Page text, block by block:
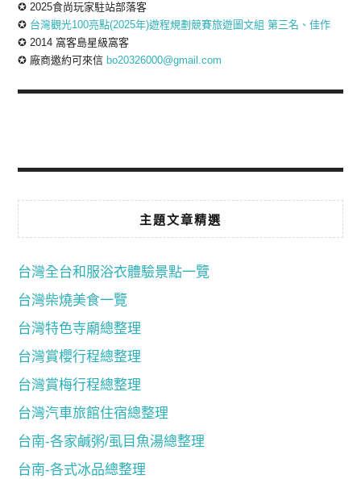
✪ 2025食尚玩家駐站部落客
✪ 台灣觀光100亮點(2025年)遊程規劃競賽旅遊圖文組 第三名、佳作
✪ 2014 窩客島星級窩客
✪ 廠商邀約可來信 bo20326000@gmail.com
主題文章精選
台灣全台和服浴衣體驗景點一覽
台灣柴燒美食一覽
台灣特色寺廟總整理
台灣賞櫻行程總整理
台灣賞梅行程總整理
台灣汽車旅館住宿總整理
台南-各家鹹粥/虱目魚湯總整理
台南-各式冰品總整理